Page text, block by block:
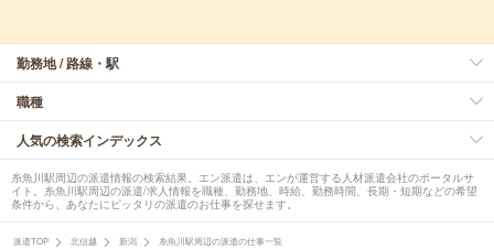
勤務地 / 路線・駅
職種
人気の検索インデックス
糸魚川駅周辺の派遣情報の検索結果。エン派遣は、エンが運営する人材派遣会社のポータルサ
イト。糸魚川駅周辺の派遣/求人情報を職種、勤務地、時給、勤務時間、長期・短期などの希望
条件から、あなたにピッタリの派遣のお仕事を探せます。
派遣TOP 北信越 新潟 糸魚川駅周辺の派遣の仕事一覧